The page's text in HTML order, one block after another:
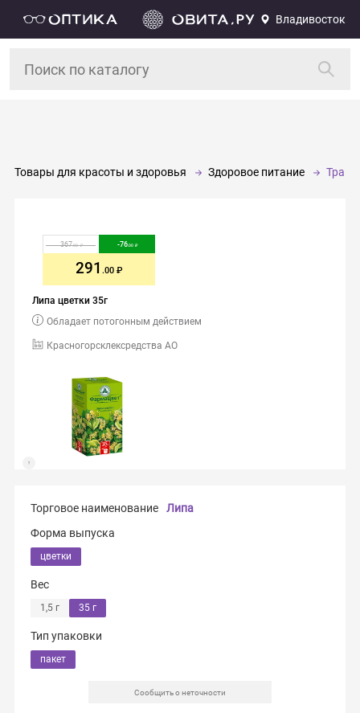
Владивосток
Товары для красоты и здоровья Здоровое питание
Липа цветки 35г
Красногорсклексредства АО
Обладает потогонным действием
367.00 -76.00
291 .00
Торговое наименование
Липа
Форма выпуска
цветки
Вес
1,5 г 35 г
Тип упаковки
пакет
Сообщить о неточности